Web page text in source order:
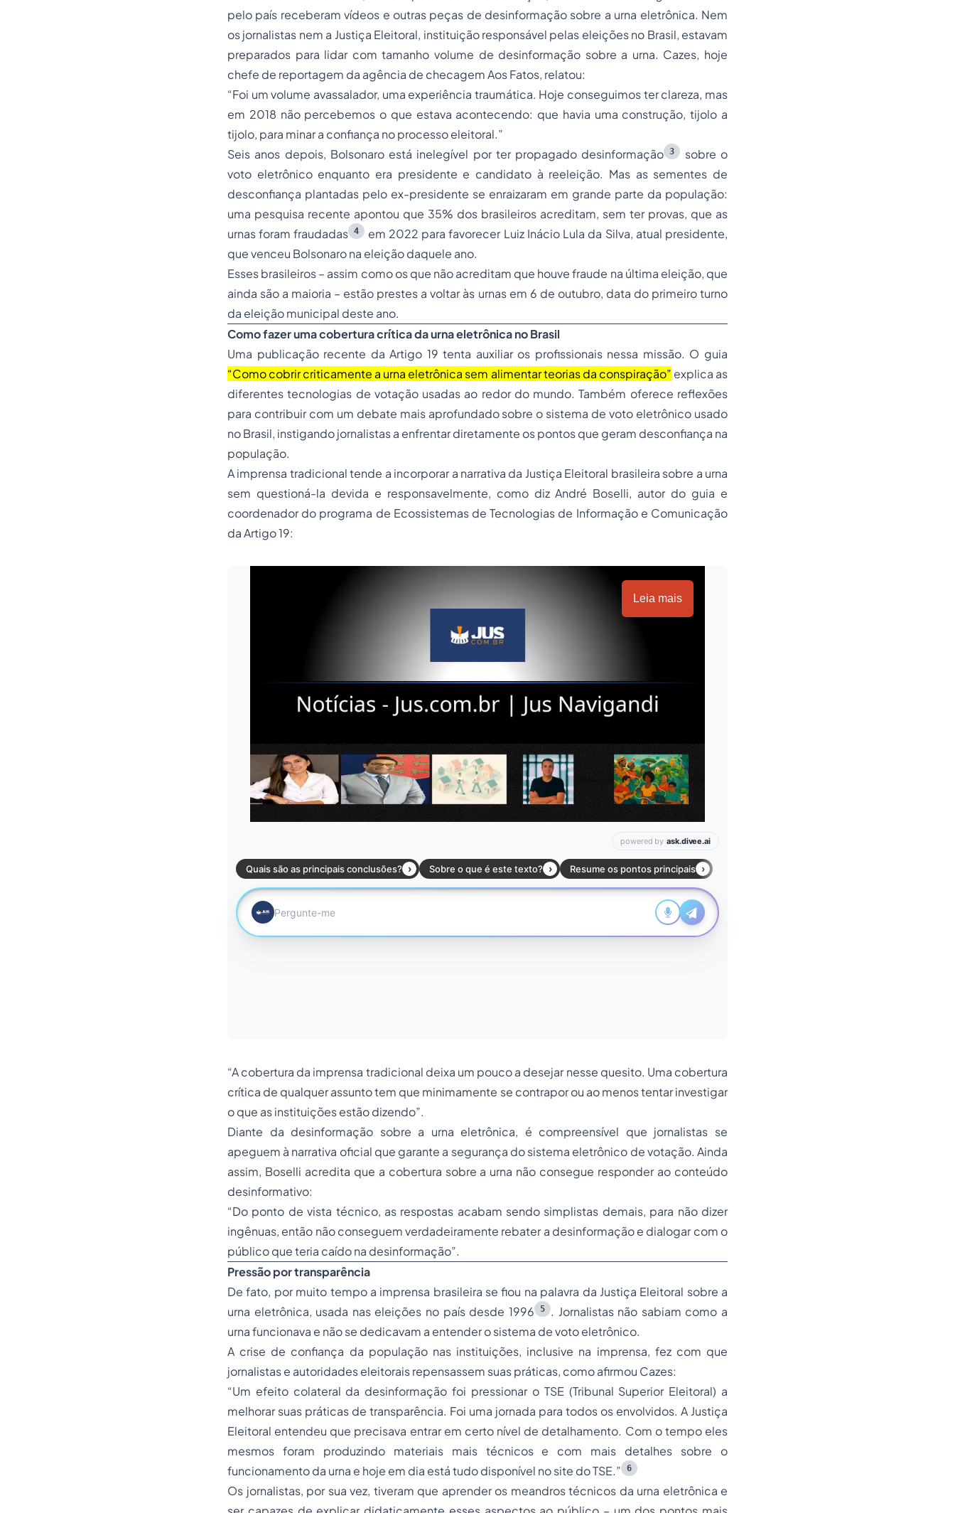
pelo país receberam vídeos e outras peças de desinformação sobre a urna eletrônica. Nem
os jornalistas nem a Justiça Eleitoral, instituição responsável pelas eleições no Brasil, estavam
preparados para lidar com tamanho volume de desinformação sobre a urna. Cazes, hoje
chefe de reportagem da agência de checagemAos Fatos, relatou:
“Foi um volume avassalador, uma experiência traumática. Hoje conseguimos ter clareza, mas
em 2018 não percebemos o que estava acontecendo: que havia uma construção, tijolo a
tijolo, para minar a confiança no processo eleitoral.”
Seis anos depois, Bolsonaro está inelegível por ter propagado desinformação 3
sobre o
voto eletrônico enquanto era presidente e candidato à reeleição. Mas as sementes de
desconfiança plantadas pelo ex-presidente se enraizaram em grande parte da população:
uma pesquisa recente apontou que 35% dos brasileiros acreditam, sem ter provas, que as
urnas foram fraudadas 4
em 2022 para favorecer Luiz Inácio Lula da Silva, atual presidente,
que venceu Bolsonaro na eleição daquele ano.
Esses brasileiros – assim como os que não acreditam que houve fraude na última eleição, que
ainda são a maioria – estão prestes a voltar às urnas em 6 de outubro, data do primeiro turno
da eleição municipal deste ano.
Como fazer uma cobertura crítica da urna eletrônica no Brasil
Uma publicação recente daArtigo 19 tenta auxiliar os profissionais nessa missão. O guia
“Como cobrir criticamente a urna eletrônica sem alimentar teorias da conspiração” explica as
diferentes tecnologias de votação usadas ao redor do mundo. Também oferece reflexões
para contribuir com um debate mais aprofundado sobre o sistema de voto eletrônico usado
no Brasil, instigando jornalistas a enfrentar diretamente os pontos que geram desconfiança na
população.
A imprensa tradicional tende a incorporar a narrativa da Justiça Eleitoral brasileira sobre a urna
sem questioná-la devida e responsavelmente, como diz André Boselli, autor do guia e
coordenador do programa de Ecossistemas de Tecnologias de Informação e Comunicação
daArtigo 19:
Leia mais
“A cobertura da imprensa tradicional deixa um pouco a desejar nesse quesito. Uma cobertura
crítica de qualquer assunto tem que minimamente se contrapor ou ao menos tentar investigar
o que as instituições estão dizendo”.
Diante da desinformação sobre a urna eletrônica, é compreensível que jornalistas se
apeguem à narrativa oficial que garante a segurança do sistema eletrônico de votação. Ainda
assim, Boselli acredita que a cobertura sobre a urna não consegue responder ao conteúdo
desinformativo:
“Do ponto de vista técnico, as respostas acabam sendo simplistas demais, para não dizer
ingênuas, então não conseguem verdadeiramente rebater a desinformação e dialogar com o
público que teria caído na desinformação”.
Pressão por transparência
De fato, por muito tempo a imprensa brasileira se fiou na palavra da Justiça Eleitoral sobre a
urna eletrônica, usada nas eleições no país desde 1996
5 . Jornalistas não sabiam como a
urna funcionava e não se dedicavam a entender o sistema de voto eletrônico.
A crise de confiança da população nas instituições, inclusive na imprensa, fez com que
jornalistas e autoridades eleitorais repensassem suas práticas, como afirmou Cazes:
“Um efeito colateral da desinformação foi pressionar o TSE (Tribunal Superior Eleitoral) a
melhorar suas práticas de transparência. Foi uma jornada para todos os envolvidos. A Justiça
Eleitoral entendeu que precisava entrar em certo nível de detalhamento. Com o tempo eles
mesmos foram produzindo materiais mais técnicos e com mais detalhes sobre o
funcionamento da urna e hoje em dia está tudo disponível no site do TSE.”
6
Os jornalistas, por sua vez, tiveram que aprender os meandros técnicos da urna eletrônica e